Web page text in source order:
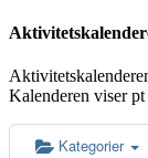
Kalenderen viser
Kategorier